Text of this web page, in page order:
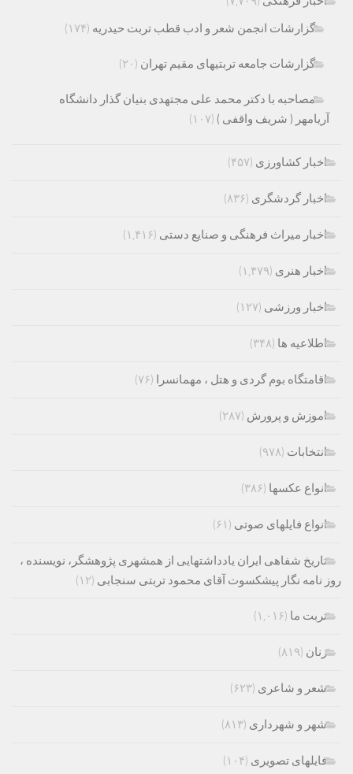
گزارشات انجمن شعر و ادب قطب تربت حیدریه (۱۷۴)
گزارشات جامعه تربتیهای مقیم تهران (۲۰)
مصاحبه با دکتر محمد علی مجتهدی بنیان گذار دانشگاه
آریامهر ( شریف واقفی ) (۱۰۷)
اخبار کشاورزی (۴۵۷)
اخبار گردشگری (۸۳۶)
اخبار میراث فرهنگی و صنایع دستی (۱,۴۱۶)
اخبار هنری (۱,۴۷۹)
اخبار ورزشی (۱۲۷)
اطلاعیه ها (۳۴۸)
اقامتگاه بوم گردی و هتل ، مهمانسرا (۷۶)
اموزش و پرورش (۲۸۷)
انتخابات (۹۷۸)
انواع عکسها (۳۸۶)
انواع فایلهای صوتی (۶۱)
تاریخ شفاهی ایران یادداشتهایی از همشهری پژوهشگر، نویسنده ،
روز نامه نگار پیشکسوت آقای محمود تربتی سنجابی (۱۲)
تربت ما (۱,۰۱۶)
زنان (۸۱۹)
شعر و شاعری (۶۲۳)
شهر و شهرداری (۸۱۳)
فایلهای تصویری (۱۰۴)